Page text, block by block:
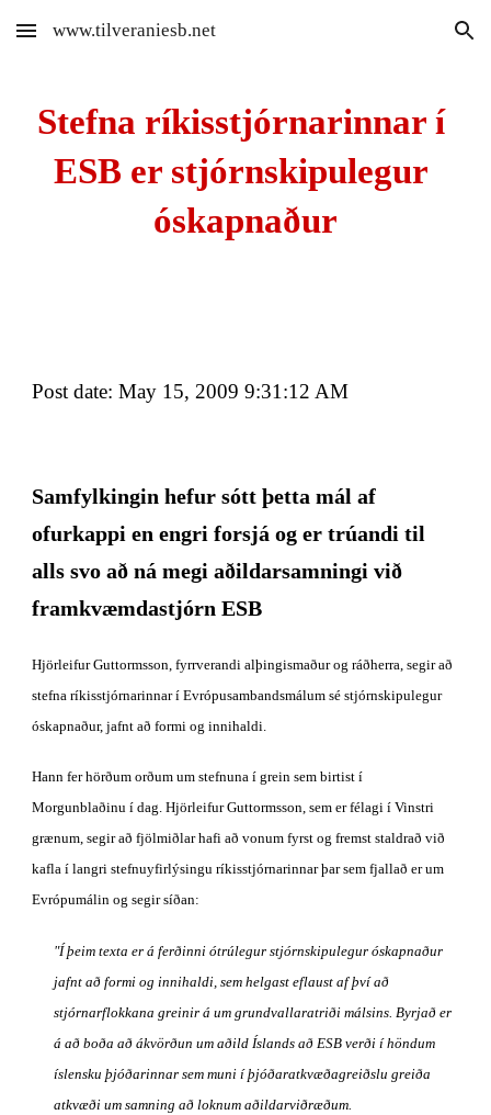
Skip to main content Skip to navigation
www.tilveraniesb.net
Stefna ríkisstjórnarinnar í
ESB er stjórnskipulegur
óskapnaður
Post date: May 15, 2009 9:31:12 AM
Samfylkingin hefur sótt þetta mál af
ofurkappi en engri forsjá og er trúandi til
alls svo að ná megi aðildarsamningi við
framkvæmdastjórn ESB
Hjörleifur Guttormsson, fyrrverandi alþingismaður og ráðherra, segir að
stefna ríkisstjórnarinnar í Evrópusambandsmálum sé stjórnskipulegur
óskapnaður, jafnt að formi og innihaldi.
Hann fer hörðum orðum um stefnuna í grein sem birtist í
Morgunblaðinu í dag. Hjörleifur Guttormsson, sem er félagi í Vinstri
grænum, segir að fjölmiðlar hafi að vonum fyrst og fremst staldrað við
kafla í langri stefnuyfirlýsingu ríkisstjórnarinnar þar sem fjallað er um
Evrópumálin og segir síðan:
"Í þeim texta er á ferðinni ótrúlegur stjórnskipulegur óskapnaður
jafnt að formi og innihaldi, sem helgast eflaust af því að
stjórnarflokkana greinir á um grundvallaratriði málsins. Byrjað er
á að boða að ákvörðun um aðild Íslands að ESB verði í höndum
íslensku þjóðarinnar sem muni í þjóðaratkvæðagreiðslu greiða
atkvæði um samning að loknum aðildarviðræðum.